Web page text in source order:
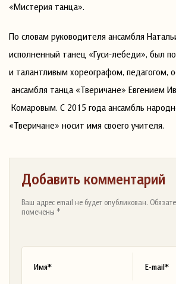
«Мистерия танца».
По словам руководителя ансамбля
исполненный танец «Гуси-лебеди», был
и талантливым хореографом, педагогом,
ансамбля танца «Тверичане» Евгением
Комаровым. С 2015 года ансамбль
«Тверичане» носит имя своего учителя.
Добавить комментарий
Ваш адрес email не будет опубликован.
помечены *